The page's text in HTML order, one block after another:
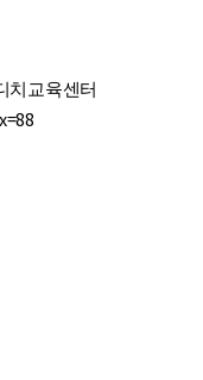
치교육센터